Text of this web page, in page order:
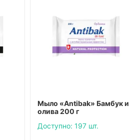
Мыло «Antibak» Бамбук и
олива 200 г
Доступно: 197 шт.